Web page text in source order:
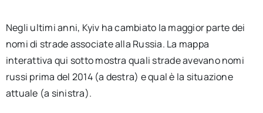
Negli ultimi anni, Kyiv ha cambiato la maggior parte dei
nomi di strade associate alla Russia. La mappa
interattiva qui sotto mostra quali strade avevano nomi
russi prima del 2014 (a destra) e qual è la situazione
attuale (a sinistra).